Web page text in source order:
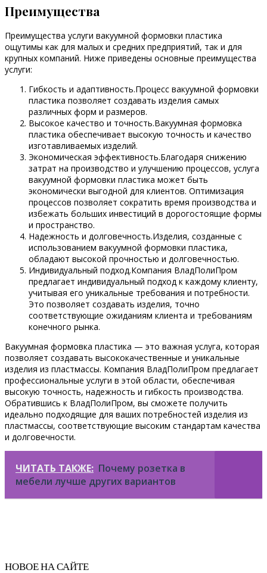
Преимущества
Преимущества услуги вакуумной формовки пластика
ощутимы как для малых и средних предприятий, так и для
крупных компаний. Ниже приведены основные преимущества
услуги:
Гибкость и адаптивность.Процесс вакуумной формовки
пластика позволяет создавать изделия самых
различных форм и размеров.
Высокое качество и точность.Вакуумная формовка
пластика обеспечивает высокую точность и качество
изготавливаемых изделий.
Экономическая эффективность.Благодаря снижению
затрат на производство и улучшению процессов, услуга
вакуумной формовки пластика может быть
экономически выгодной для клиентов. Оптимизация
процессов позволяет сократить время производства и
избежать больших инвестиций в дорогостоящие формы
и пространство.
Надежность и долговечность.Изделия, созданные с
использованием вакуумной формовки пластика,
обладают высокой прочностью и долговечностью.
Индивидуальный подход.Компания ВладПолиПром
предлагает индивидуальный подход к каждому клиенту,
учитывая его уникальные требования и потребности.
Это позволяет создавать изделия, точно
соответствующие ожиданиям клиента и требованиям
конечного рынка.
Вакуумная формовка пластика — это важная услуга, которая
позволяет создавать высококачественные и уникальные
изделия из пластмассы. Компания ВладПолиПром предлагает
профессиональные услуги в этой области, обеспечивая
высокую точность, надежность и гибкость производства.
Обратившись к ВладПолиПром, вы сможете получить
идеально подходящие для ваших потребностей изделия из
пластмассы, соответствующие высоким стандартам качества
и долговечности.
ЧИТАТЬ ТАКЖЕ: Почему розетка в
мебели лучше других вариантов
НОВОЕ НА САЙТЕ